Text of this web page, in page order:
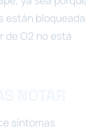
están
de O2 no está
síntomas